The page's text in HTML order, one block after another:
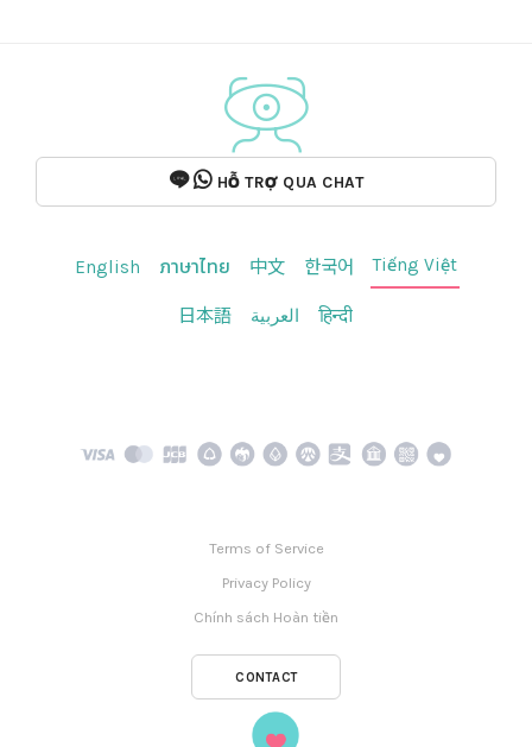
HỖ TRỢ QUA CHAT
English ภาษาไทย 中文 한국어 Tiếng Việt
日本語 العربية हिन्दी
Terms of Service
Privacy Policy
Chính sách Hoàn tiền
CONTACT